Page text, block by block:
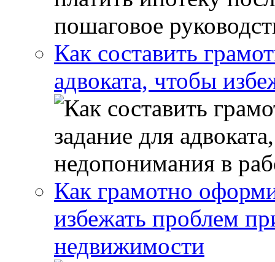
Как составить
адвоката, чтобы
Как грамотно
избежать проблем
недвижимости